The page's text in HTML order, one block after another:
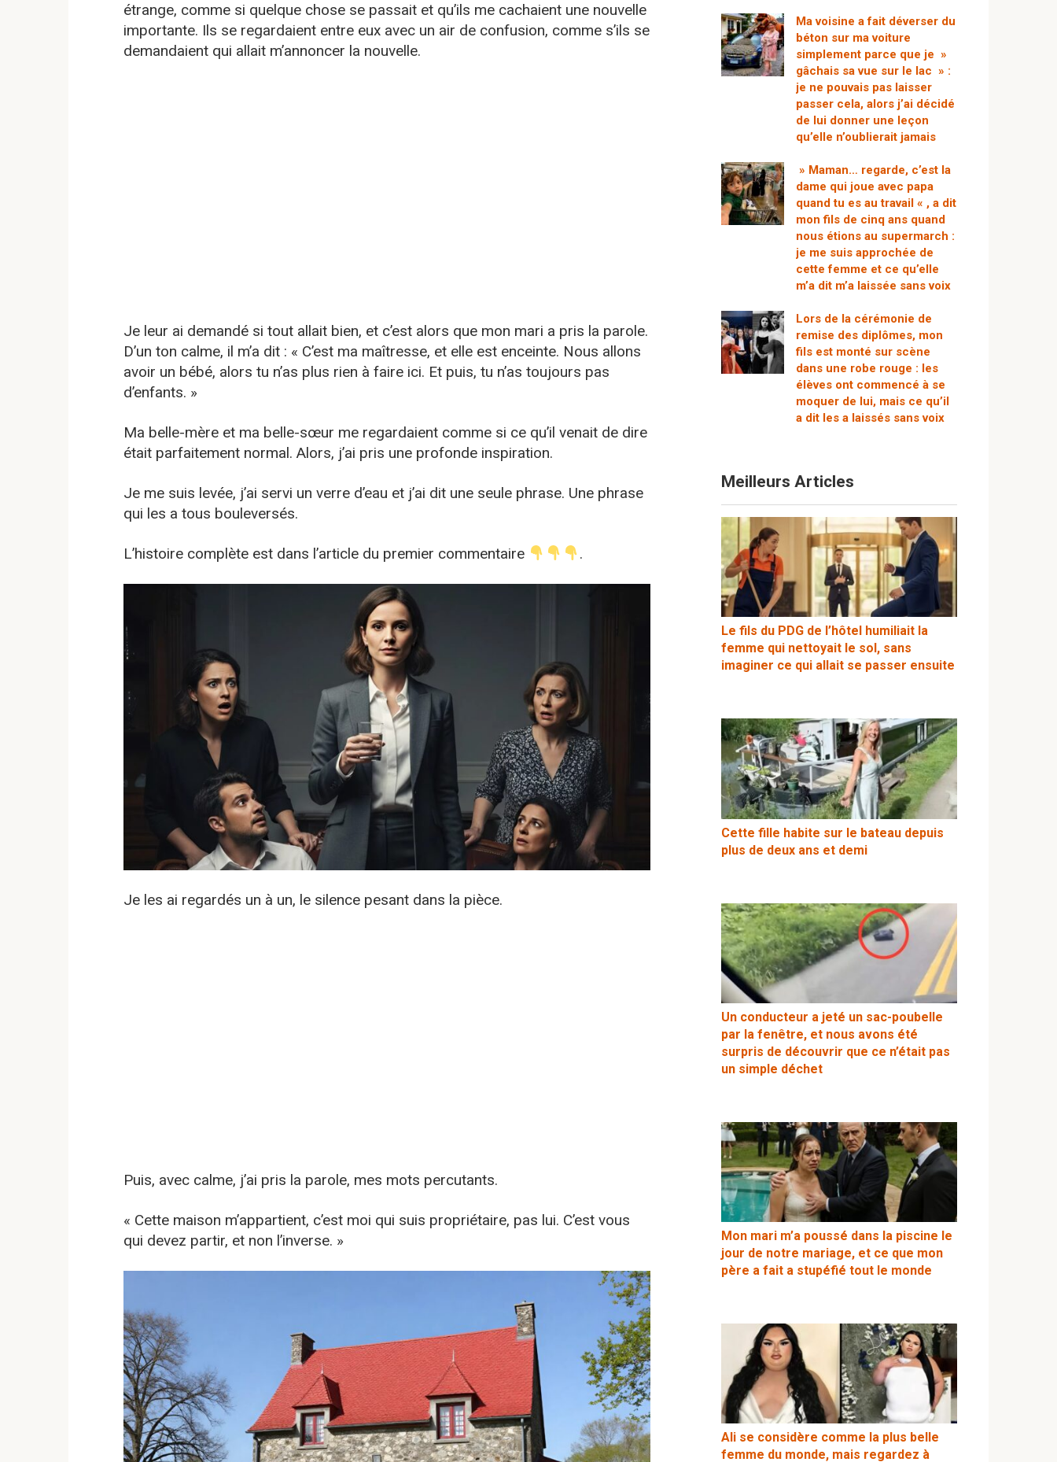
étrange, comme si quelque chose se passait et qu’ils me cachaient une nouvelle
importante. Ils se regardaient entre eux avec un air de confusion, comme s’ils se
demandaient qui allait m’annoncer la nouvelle.
Je leur ai demandé si tout allait bien, et c’est alors que mon mari a pris la parole.
D’un ton calme, il m’a dit : « C’est ma maîtresse, et elle est enceinte. Nous allons
avoir un bébé, alors tu n’as plus rien à faire ici. Et puis, tu n’as toujours pas
d’enfants. »
Ma belle-mère et ma belle-sœur me regardaient comme si ce qu’il venait de dire
était parfaitement normal. Alors, j’ai pris une profonde inspiration.
Je me suis levée, j’ai servi un verre d’eau et j’ai dit une seule phrase. Une phrase
qui les a tous bouleversés.
L’histoire complète est dans l’article du premier commentaire .
Je les ai regardés un à un, le silence pesant dans la pièce.
Puis, avec calme, j’ai pris la parole, mes mots percutants.
« Cette maison m’appartient, c’est moi qui suis propriétaire, pas lui. C’est vous
qui devez partir, et non l’inverse. »
Ma voisine a fait déverser du
béton sur ma voiture
simplement parce que je »
gâchais sa vue sur le lac » :
je ne pouvais pas laisser
passer cela, alors j’ai décidé
de lui donner une leçon
qu’elle n’oublierait jamais
» Maman… regarde, c’est la
dame qui joue avec papa
quand tu es au travail « , a dit
mon fils de cinq ans quand
nous étions au supermarch :
je me suis approchée de
cette femme et ce qu’elle
m’a dit m’a laissée sans voix
Lors de la cérémonie de
remise des diplômes, mon
fils est monté sur scène
dans une robe rouge : les
élèves ont commencé à se
moquer de lui, mais ce qu’il
a dit les a laissés sans voix
Meilleurs Articles
Le fils du PDG de l’hôtel humiliait la
femme qui nettoyait le sol, sans
imaginer ce qui allait se passer ensuite
Cette fille habite sur le bateau depuis
plus de deux ans et demi
Un conducteur a jeté un sac-poubelle
par la fenêtre, et nous avons été
surpris de découvrir que ce n’était pas
un simple déchet
Mon mari m’a poussé dans la piscine le
jour de notre mariage, et ce que mon
père a fait a stupéfié tout le monde
Ali se considère comme la plus belle
femme du monde, mais regardez à